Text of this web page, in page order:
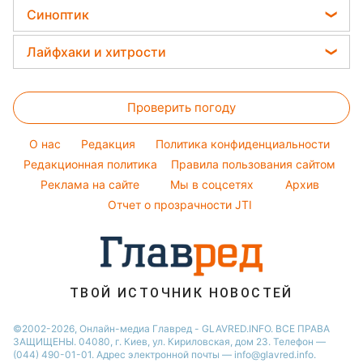
Новости Одессы
Новости Полтавы
Новости Сум
Новости Черкассы
Модные ошибки
Алла Пугачева
Максим Галкин
Настя Каменских
Виталий Козловский
София Ротару
Ольга Сумская
Филипп Киркоров
Простые блюда
Легкие десерты
Праздничное меню
Головоломки
Тесты по картинке
Оптические иллюзии
Все о шоу-бизнесе
Синоптик
Прогноз погоды
Магнитные бури
Погода на сегодня
Погода на завтра
Пылевая буря
Лайфхаки и хитрости
Стирка
Авто
Комнатные растения
Проверить погоду
O нас Редакция
Политика конфиденциальности
Редакционная политика
Правила пользования сайтом
Реклама на сайте
Мы в соцсетях
Архив
Отчет о прозрачности JTI
ТВОЙ ИСТОЧНИК НОВОСТЕЙ
©2002-2026, Онлайн-медиа Главред - GLAVRED.INFO. ВСЕ ПРАВА
ЗАЩИЩЕНЫ. 04080, г. Киев, ул. Кириловская, дом 23. Телефон —
(044) 490-01-01. Адрес электронной почты — info@glavred.info.